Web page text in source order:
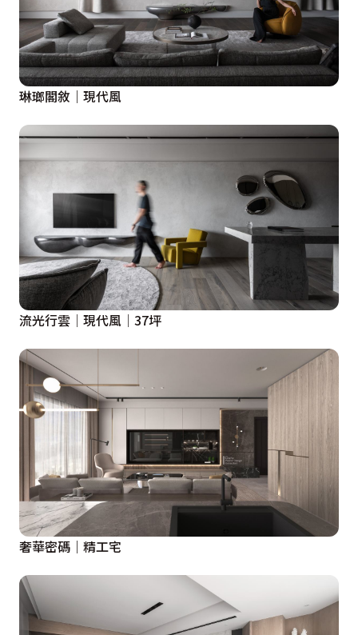
琳瑯閣敘｜現代風
流光行雲│現代風│37坪
奢華密碼｜精工宅